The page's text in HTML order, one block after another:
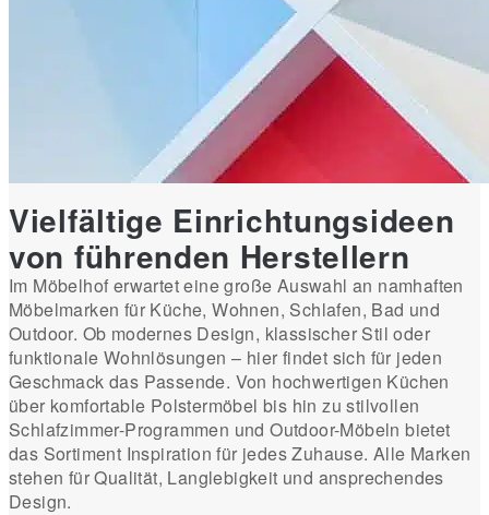
Vielfältige Einrichtungsideen
von führenden Herstellern
Im Möbelhof erwartet eine große Auswahl an namhaften
Möbelmarken für Küche, Wohnen, Schlafen, Bad und
Outdoor. Ob modernes Design, klassischer Stil oder
funktionale Wohnlösungen – hier findet sich für jeden
Geschmack das Passende. Von hochwertigen Küchen
über komfortable Polstermöbel bis hin zu stilvollen
Schlafzimmer-Programmen und Outdoor-Möbeln bietet
das Sortiment Inspiration für jedes Zuhause. Alle Marken
stehen für Qualität, Langlebigkeit und ansprechendes
Design.